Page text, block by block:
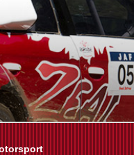
フリーでお任せください!